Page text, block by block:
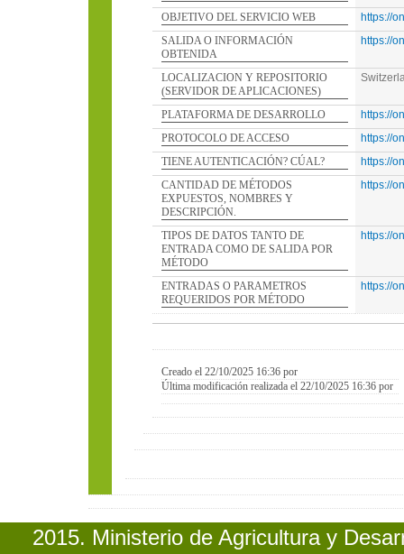
OBJETIVO DEL SERVICIO WEB
https://
SALIDA O INFORMACIÓN
OBTENIDA
https://
LOCALIZACION Y REPOSITORIO
(SERVIDOR DE APLICACIONES)
PLATAFORMA DE DESARROLLO
https://
PROTOCOLO DE ACCESO
https://
TIENE AUTENTICACIÓN? CÚAL?
https://
CANTIDAD DE MÉTODOS
EXPUESTOS, NOMBRES Y
DESCRIPCIÓN.
https://
TIPOS DE DATOS TANTO DE
ENTRADA COMO DE SALIDA POR
MÉTODO
https://
ENTRADAS O PARAMETROS
REQUERIDOS POR MÉTODO
https://
Creado el 22/10/2025 16:36 por
Última modificación realizada el 22/10/2025 16:36 por
2015. Ministerio de Agricultura y